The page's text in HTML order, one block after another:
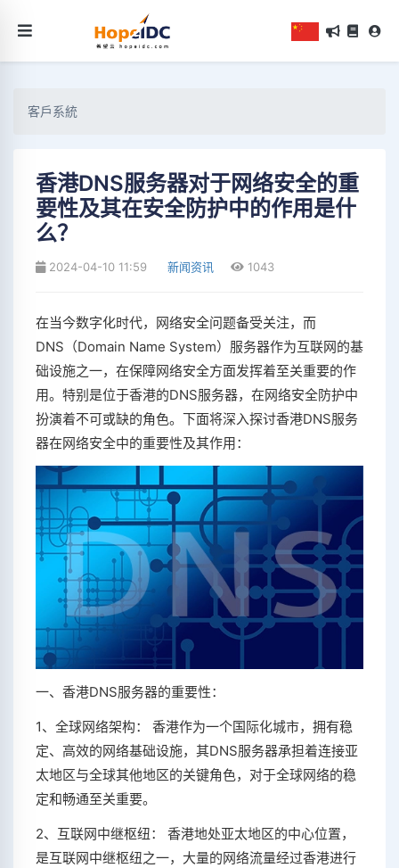
客戶系統
香港DNS服务器对于网络安全的重
要性及其在安全防护中的作用是什
么？
2024-04-10 11:59 新闻资讯 1043
在当今数字化时代，网络安全问题备受关注，而
DNS（Domain Name System）服务器作为互联网的基
础设施之一，在保障网络安全方面发挥着至关重要的作
用。特别是位于香港的DNS服务器，在网络安全防护中
扮演着不可或缺的角色。下面将深入探讨香港DNS服务
器在网络安全中的重要性及其作用：
一、香港DNS服务器的重要性：
1、全球网络架构： 香港作为一个国际化城市，拥有稳
定、高效的网络基础设施，其DNS服务器承担着连接亚
太地区与全球其他地区的关键角色，对于全球网络的稳
定和畅通至关重要。
2、互联网中继枢纽： 香港地处亚太地区的中心位置，
是互联网中继枢纽之一，大量的网络流量经过香港进行